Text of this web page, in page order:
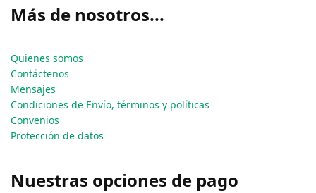
Más de nosotros...
Quienes somos
Contáctenos
Mensajes
Condiciones de Envío, términos y políticas
Convenios
Protección de datos
Nuestras opciones de pago